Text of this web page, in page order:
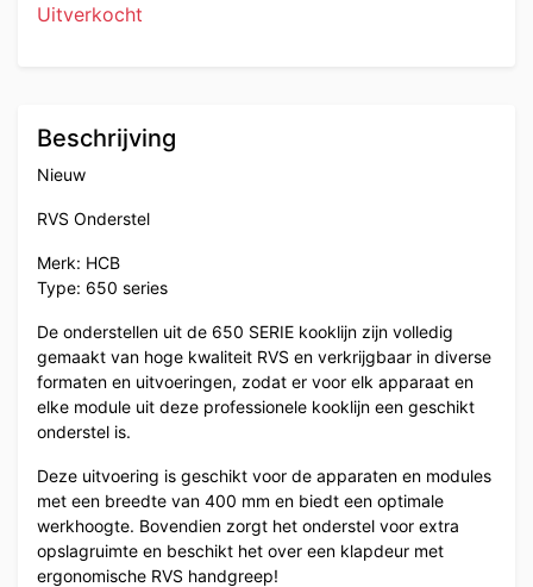
Uitverkocht
Beschrijving
Nieuw
RVS Onderstel
Merk: HCB
Type: 650 series
De onderstellen uit de 650 SERIE kooklijn zijn volledig
gemaakt van hoge kwaliteit RVS en verkrijgbaar in diverse
formaten en uitvoeringen, zodat er voor elk apparaat en
elke module uit deze professionele kooklijn een geschikt
onderstel is.
Deze uitvoering is geschikt voor de apparaten en modules
met een breedte van 400 mm en biedt een optimale
werkhoogte. Bovendien zorgt het onderstel voor extra
opslagruimte en beschikt het over een klapdeur met
ergonomische RVS handgreep!